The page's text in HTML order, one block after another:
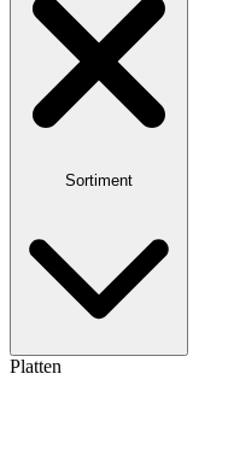
Sortiment
Platten